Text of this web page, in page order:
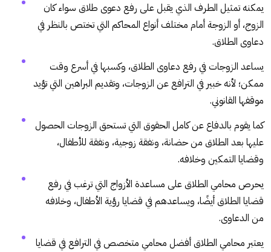
يمكنه تمثيل الطرف الذي يقبل على رفع دعوى طلاق سواء كان
الزوج، أو الزوجة أمام مختلف أنواع المحاكم التي تختص بالنظر في
دعاوى الطلاق.
يساعد الزوجات في رفع دعاوى الطلاق، وكسبها في أسرع وقت
ممكن؛ لأنه خبير في الترافع عن الزوجات، وتقديم البراهين التي تؤيد
موقفها القانوني.
كما يقوم بالدفاع عن كامل الحقوق التي تستحق الزوجات الحصول
عليها بعد الطلاق من حضانة، ونفقة زوجية، ونفقة للأطفال،
وقضايا التمكين وخلافه.
يحرص محامي الطلاق على مساعدة الأزواج التي ترغب في رفع
قضايا الطلاق أيضًا، ويساعدهم في قضايا رؤية الأطفال، وخلافه
من الدعاوى.
يعتبر محامي الطلاق أفضل محامي متخصص في الترافع في قضايا